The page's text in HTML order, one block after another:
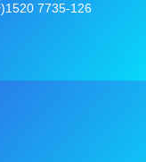
7735-126